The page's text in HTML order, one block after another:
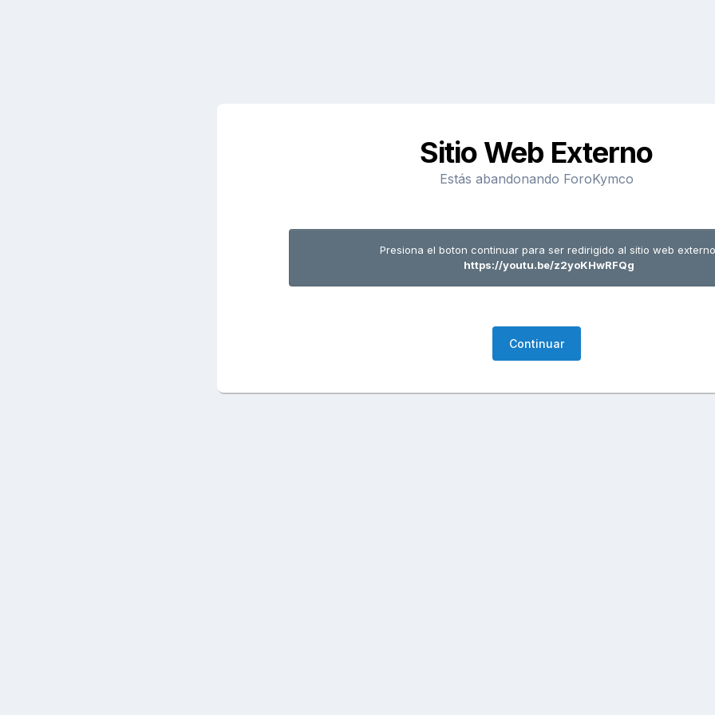
Sitio Web Externo
Estás abandonando ForoKymco
Presiona el boton continuar para ser redirigido al sitio web
https://youtu.be/z2yoKHwRFQg
Continuar